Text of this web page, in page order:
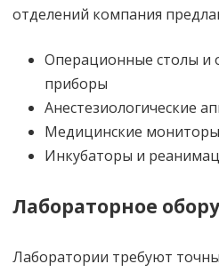
отделений компания
Операционные столы и
приборы
Анестезиологические
Медицинские
Инкубаторы и
Лабораторное
Лаборатории требуют